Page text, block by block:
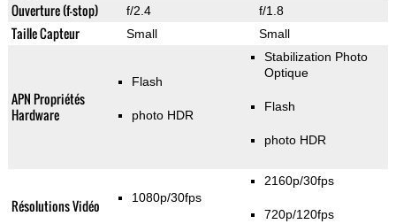
Ouverture (f-stop) f/2.4 f/1.8
Taille Capteur Small Small
APN Propriétés
Hardware
Flash
photo HDR
Stabilization Photo
Optique
Flash
photo HDR
Résolutions Vidéo 1080p/30fps
2160p/30fps
720p/120fps